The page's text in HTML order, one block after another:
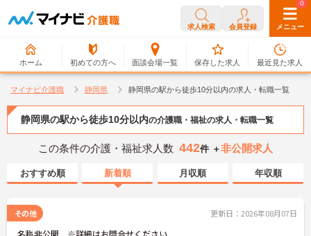
求人検索 会員登録 メニュー
ホーム 初めての方へ 面談会場一覧
0
保存した求人
0
最近見た求人
マイナビ介護職 静岡県 静岡県の駅から徒歩10分以内の求人・転職一覧
静岡県の駅から徒歩10分以内の介護職・福祉の求人・転職一覧
この条件の介護・福祉求人数 442件 ＋非公開求人
おすすめ順 新着順 月収順 年収順
その他 更新日：2026年08月07日
名称非公開 ※詳細はお問合せください